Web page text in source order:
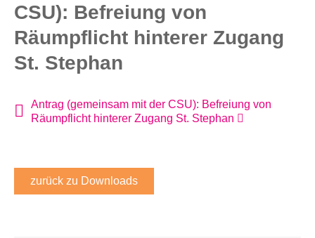
CSU): Befreiung von
Räumpflicht hinterer Zugang
St. Stephan
Antrag (gemeinsam mit der CSU): Befreiung von
Räumpflicht hinterer Zugang St. Stephan
zurück zu Downloads